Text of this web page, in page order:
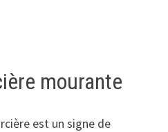
mourante
est un signe de